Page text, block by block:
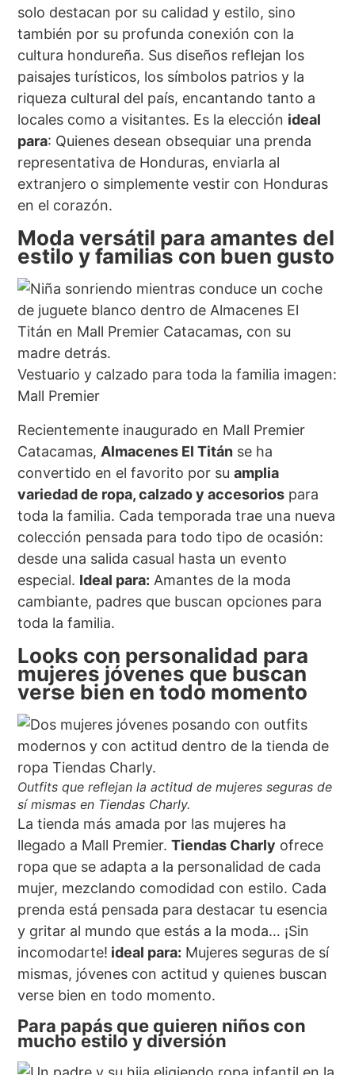
solo destacan por su calidad y estilo, sino
también por su profunda conexión con la
cultura hondureña. Sus diseños reflejan los
paisajes turísticos, los símbolos patrios y la
riqueza cultural del país, encantando tanto a
locales como a visitantes. Es la elección ideal
para: Quienes desean obsequiar una prenda
representativa de Honduras, enviarla al
extranjero o simplemente vestir con Honduras
en el corazón.
Moda versátil para amantes del
estilo y familias con buen gusto
Vestuario y calzado para toda la familia imagen:
Mall Premier
Recientemente inaugurado en Mall Premier
Catacamas,Almacenes El Titán se ha
convertido en el favorito por suamplia
variedad de ropa, calzado y accesorios para
toda la familia. Cada temporada trae una nueva
colección pensada para todo tipo de ocasión:
desde una salida casual hasta un evento
especial. Ideal para: Amantes de la moda
cambiante, padres que buscan opciones para
toda la familia.
Looks con personalidad para
mujeres jóvenes que buscan
verse bien en todo momento
Outfits que reflejan la actitud de mujeres seguras de
sí mismas en Tiendas Charly.
La tienda más amada por las mujeres ha
llegado a Mall Premier.Tiendas Charly ofrece
ropa que se adapta a la personalidad de cada
mujer, mezclando comodidad con estilo. Cada
prenda está pensada para destacar tu esencia
y gritar al mundo que estás a la moda… ¡Sin
incomodarte! ideal para: Mujeres seguras de sí
mismas, jóvenes con actitud y quienes buscan
verse bien en todo momento.
Para papás que quieren niños con
mucho estilo y diversión